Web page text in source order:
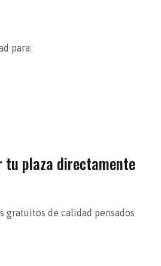
para:
tu plaza directamente
gratuitos de calidad pensados